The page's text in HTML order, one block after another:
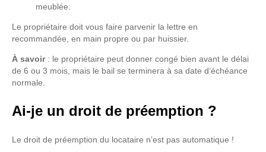
meublée.
Le propriétaire doit vous faire parvenir la lettre en
recommandée, en main propre ou par huissier.
À savoir: le propriétaire peut donner congé bien avant le délai
de 6 ou 3 mois, mais le bail se terminera à sa date d’échéance
normale.
Ai-je un droit de préemption ?
Le droit de préemption du locataire n’est pas automatique !